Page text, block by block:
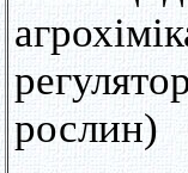
рослин)